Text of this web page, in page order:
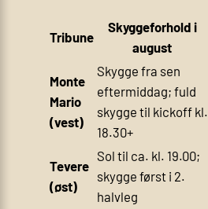
Tribune
Skyggeforhold i
august
Monte
Mario
(vest)
Skygge fra sen
eftermiddag; fuld
skygge til kickoff kl.
18.30+
Tevere
(øst)
Sol til ca. kl. 19.00;
skygge først i 2.
halvleg